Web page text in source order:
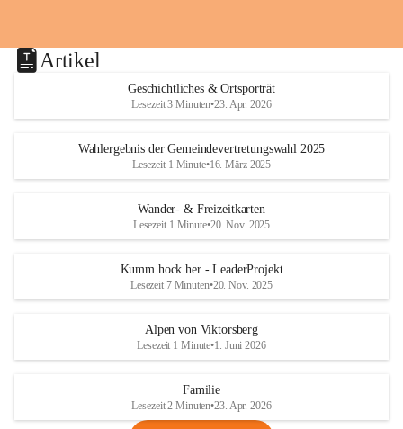
Artikel
Geschichtliches & Ortsporträt
Lesezeit 3 Minuten•23. Apr. 2026
Wahlergebnis der Gemeindevertretungswahl 2025
Lesezeit 1 Minute•16. März 2025
Wander- & Freizeitkarten
Lesezeit 1 Minute•20. Nov. 2025
Kumm hock her - LeaderProjekt
Lesezeit 7 Minuten•20. Nov. 2025
Alpen von Viktorsberg
Lesezeit 1 Minute•1. Juni 2026
Familie
Lesezeit 2 Minuten•23. Apr. 2026